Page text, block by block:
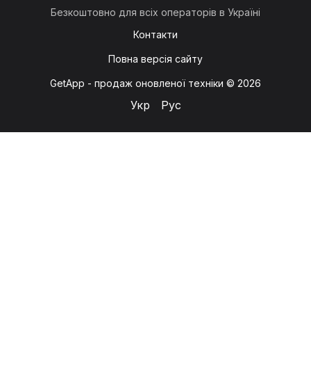
Контакти
Повна версія сайту
GetApp - продаж оновленої техніки © 2026
Укр Рус